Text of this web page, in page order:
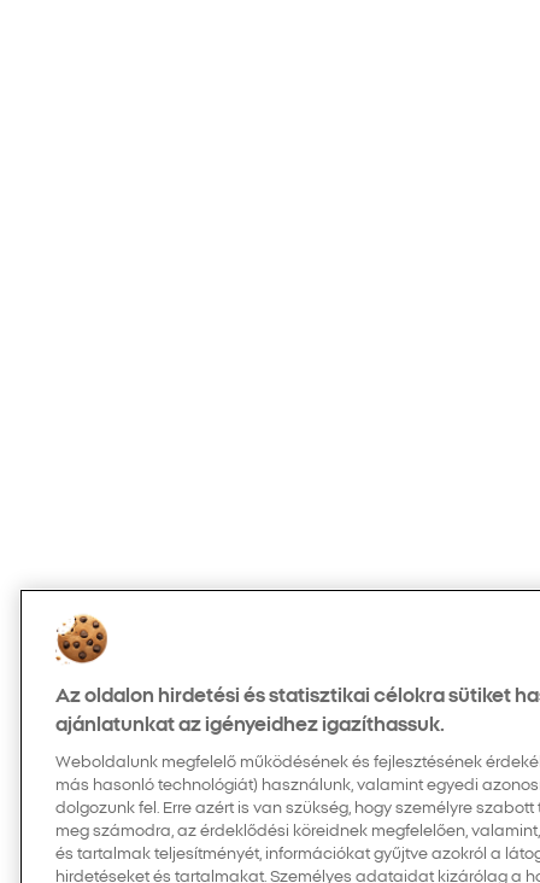
Az oldalon hirdetési és statisztikai célokra sütiket
ajánlatunkat az igényeidhez igazíthassuk.
Weboldalunk megfelelő működésének és fejlesztésének
más hasonló technológiát) használunk, valamint egyedi
dolgozunk fel. Erre azért is van szükség, hogy személyre
meg számodra, az érdeklődési köreidnek megfelelően,
és tartalmak teljesítményét, információkat gyűjtve azokról a
hirdetéseket és tartalmakat. Személyes adataidat kizárólag a